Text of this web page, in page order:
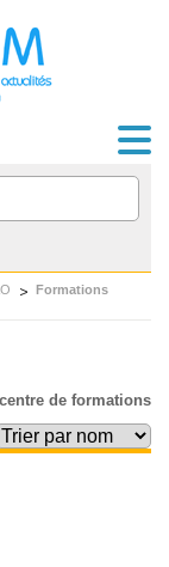
Formations
de formations